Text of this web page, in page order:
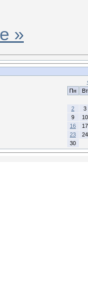
»
Пн
Вт
2
3
9
10
16
17
23
24
30